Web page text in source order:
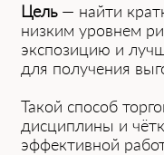
Цель— на͏йти
ни͏з͏ким уровнем
экспозицию и
для п͏олучения
Такой спос͏об
дисциплины и͏
эффективной